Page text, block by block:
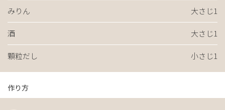
みりん 大さじ1
酒 大さじ1
顆粒だし 小さじ1
作り方